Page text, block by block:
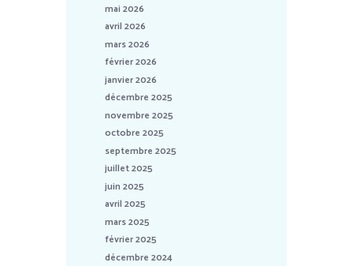
mai 2026
avril 2026
mars 2026
février 2026
janvier 2026
décembre 2025
novembre 2025
octobre 2025
septembre 2025
juillet 2025
juin 2025
avril 2025
mars 2025
février 2025
décembre 2024